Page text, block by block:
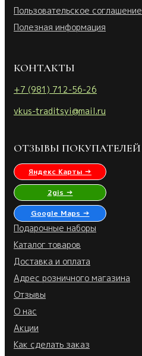
Пользовательское соглашение
Полезная информация
КОНТАКТЫ
+7 (981) 712-56-26
vkus-traditsyi@mail.ru
ОТЗЫВЫ ПОКУПАТЕЛЕЙ
Яндекс Карты →
2gis →
Google Maps →
Подарочные наборы
Каталог товаров
Доставка и оплата
Адрес розничного магазина
Отзывы
О нас
Акции
Как сделать заказ